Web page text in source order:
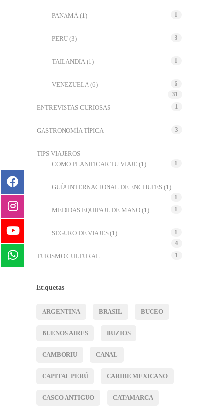
PANAMÁ (1) 1
PERÚ (3) 3
TAILANDIA (1) 1
VENEZUELA (6)
6
31
ENTREVISTAS CURIOSAS
1
GASTRONOMÍA TÍPICA 3
TIPS VIAJEROS
COMO PLANIFICAR TU VIAJE (1) 1
GUÍA INTERNACIONAL DE ENCHUFES (1)
1
MEDIDAS EQUIPAJE DE MANO (1) 1
SEGURO DE VIAJES (1)
1
4
TURISMO CULTURAL
1
Etiquetas
ARGENTINA BRASIL BUCEO
BUENOS AIRES BUZIOS
CAMBORIU CANAL
CAPITAL PERÚ CARIBE MEXICANO
CASCO ANTIGUO CATAMARCA